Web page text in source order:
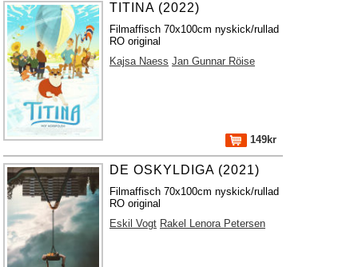
TITINA (2022)
Filmaffisch 70x100cm nyskick/rullad
RO original
Kajsa Naess Jan Gunnar Röise
149kr
DE OSKYLDIGA (2021)
Filmaffisch 70x100cm nyskick/rullad
RO original
Eskil Vogt Rakel Lenora Petersen